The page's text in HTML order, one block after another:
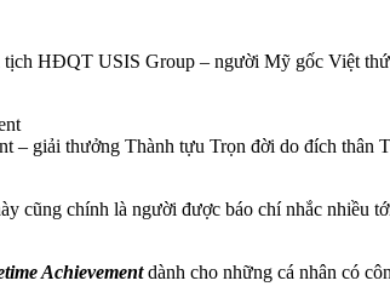
tịch HĐQT USIS Group – người Mỹ gốc Việt
– giải thưởng Thành tựu Trọn đời do đích thân
cũng chính là người được báo chí nhắc nhiều
Achievementdành cho những cá nhân có